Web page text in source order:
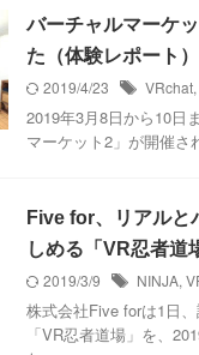
バーチャルマーケ
た（体験レポート）
2019/4/23
VRchat,
2019年3⽉8⽇から10日
マーケット2」が開催
Five for、リアルと
しめる「VR忍者道
2019/3/9
NINJA,
株式会社Five forは1日
「VR忍者道場」を、